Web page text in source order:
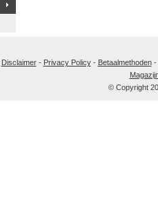
Disclaimer- Privacy Policy- Betaalmethoden-
© Copyright